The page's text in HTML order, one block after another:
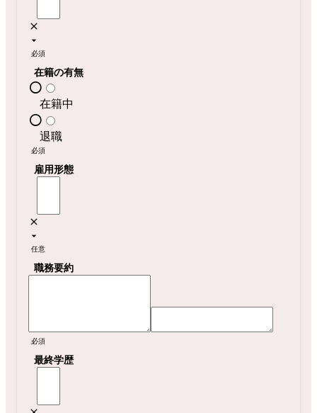
必須
在籍の有無
在籍中
退職
必須
雇用形態
任意
職務要約
必須
最終学歴